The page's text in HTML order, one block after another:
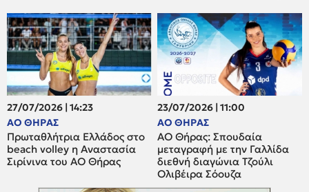
27/07/2026 | 14:23
ΑΟ ΘΗΡΑΣ
Πρωταθλήτρια Ελλάδος στο
beach volley η Αναστασία
Σιρίνινα του ΑΟ Θήρας
23/07/2026 | 11:00
ΑΟ ΘΗΡΑΣ
ΑΟ Θήρας: Σπουδαία
μεταγραφή με την Γαλλίδα
διεθνή διαγώνια Τζούλι
Ολιβέιρα Σόουζα